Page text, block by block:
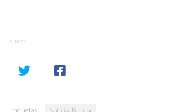
SHARE
Etiquetas: Noticias Ecuador